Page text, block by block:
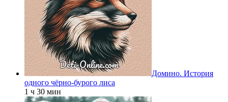
Домино. История
одного чёрно-бурого лиса
1 ч 30 мин